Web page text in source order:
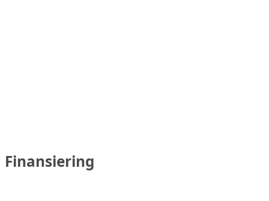
Finansiering